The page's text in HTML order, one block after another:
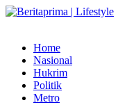
Home
Nasional
Hukrim
Politik
Metro